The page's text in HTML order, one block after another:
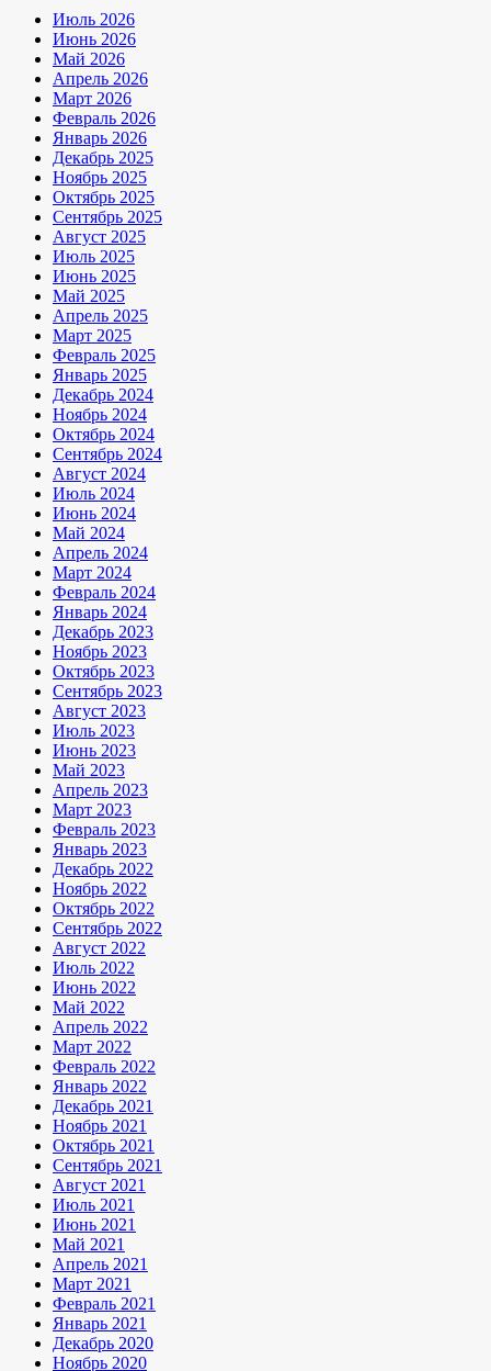
Июль 2026
Июнь 2026
Май 2026
Апрель 2026
Март 2026
Февраль 2026
Январь 2026
Декабрь 2025
Ноябрь 2025
Октябрь 2025
Сентябрь 2025
Август 2025
Июль 2025
Июнь 2025
Май 2025
Апрель 2025
Март 2025
Февраль 2025
Январь 2025
Декабрь 2024
Ноябрь 2024
Октябрь 2024
Сентябрь 2024
Август 2024
Июль 2024
Июнь 2024
Май 2024
Апрель 2024
Март 2024
Февраль 2024
Январь 2024
Декабрь 2023
Ноябрь 2023
Октябрь 2023
Сентябрь 2023
Август 2023
Июль 2023
Июнь 2023
Май 2023
Апрель 2023
Март 2023
Февраль 2023
Январь 2023
Декабрь 2022
Ноябрь 2022
Октябрь 2022
Сентябрь 2022
Август 2022
Июль 2022
Июнь 2022
Май 2022
Апрель 2022
Март 2022
Февраль 2022
Январь 2022
Декабрь 2021
Ноябрь 2021
Октябрь 2021
Сентябрь 2021
Август 2021
Июль 2021
Июнь 2021
Май 2021
Апрель 2021
Март 2021
Февраль 2021
Январь 2021
Декабрь 2020
Ноябрь 2020